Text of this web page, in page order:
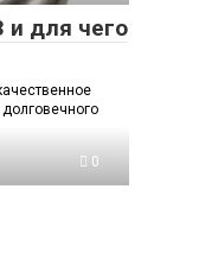
и для чего
0